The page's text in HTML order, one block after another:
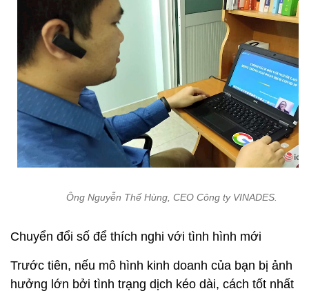
Ông Nguyễn Thế Hùng, CEO Công ty VINADES.
Chuyển đổi số để thích nghi với tình hình mới
Trước tiên, nếu mô hình kinh doanh của bạn bị ảnh
hưởng lớn bởi tình trạng dịch kéo dài, cách tốt nhất